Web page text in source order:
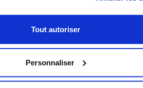
Tout autoriser
Personnaliser
bien !
15 jours d’essai
gratuit